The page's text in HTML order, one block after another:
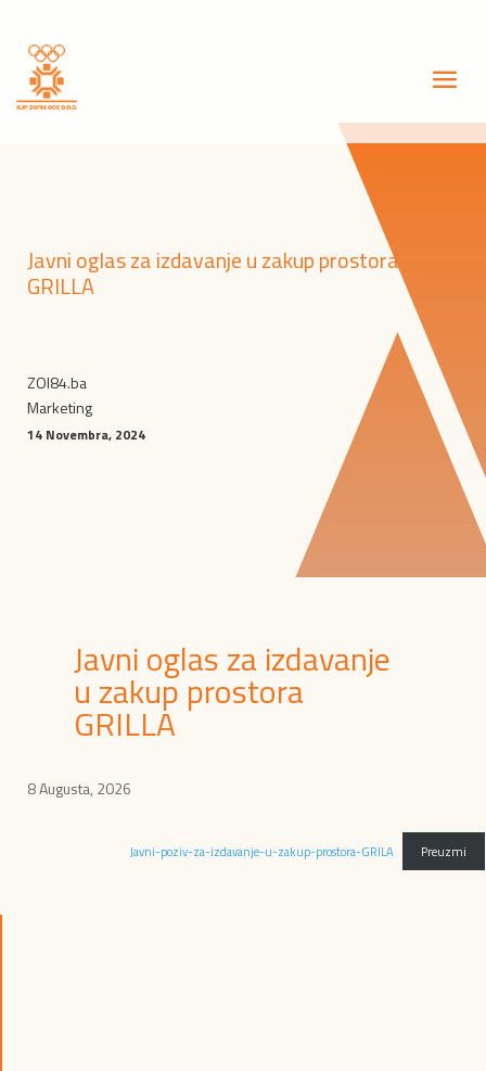
Javni oglas za izdavanje u zakup prostora
GRILLA
ZOI84.ba
Marketing
14 Novembra, 2024
Javni oglas za izdavanje
u zakup prostora
GRILLA
8 Augusta, 2026
Javni-poziv-za-izdavanje-u-zakup-prostora-GRILA Preuzmi